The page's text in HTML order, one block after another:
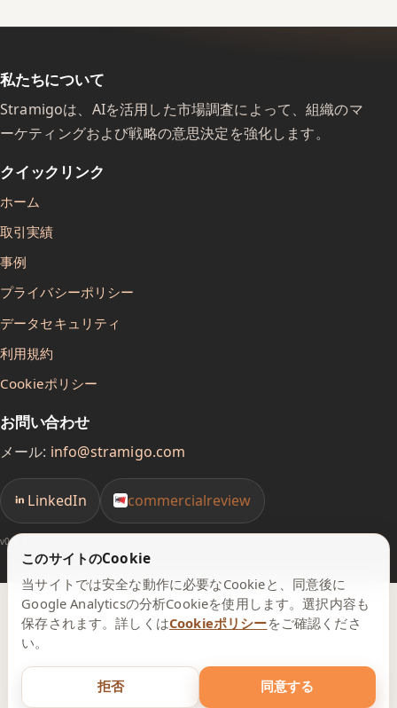
このサイトのCookie
当サイトでは安全な動作に必要なCookieと、同意後に
Google Analyticsの分析Cookieを使用します。選択内容も
保存されます。詳しくはCookieポリシーをご確認くださ
い。
拒否 同意する
私たちについて
Stramigoは、AIを活用した市場調査によって、組織のマ
ーケティングおよび戦略の意思決定を強化します。
クイックリンク
ホーム
取引実績
事例
プライバシーポリシー
データセキュリティ
利用規約
Cookieポリシー
お問い合わせ
メール: info@stramigo.com
LinkedIn commercialreview
v0.1.1